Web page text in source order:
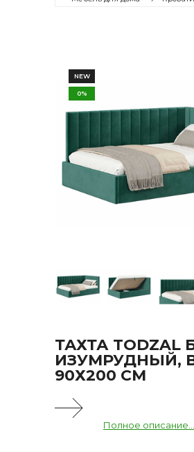
NEW
0%
ТАХТА TODZAL
ИЗУМРУДНЫЙ,
90Х200 СМ
Полное описание...